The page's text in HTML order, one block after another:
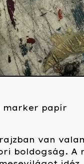
marker papír
van
boldogság. A